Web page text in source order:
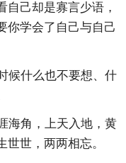
自己却是寡言少语，
你学会了自己与自己
候什么也不要想、什
海角，上天入地，黄
世，两两相忘。